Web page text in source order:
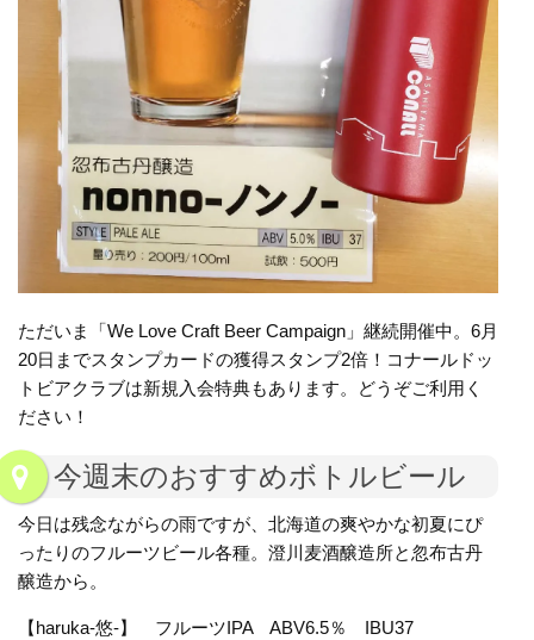
ただいま「We Love Craft Beer Campaign」継続開催中。6月
20日までスタンプカードの獲得スタンプ2倍！コナールドッ
トビアクラブは新規入会特典もあります。どうぞご利用く
ださい！
今週末のおすすめボトルビール
今日は残念ながらの雨ですが、北海道の爽やかな初夏にぴ
ったりのフルーツビール各種。澄川麦酒醸造所と忽布古丹
醸造から。
【haruka-悠-】 フルーツIPA ABV6.5％ IBU37